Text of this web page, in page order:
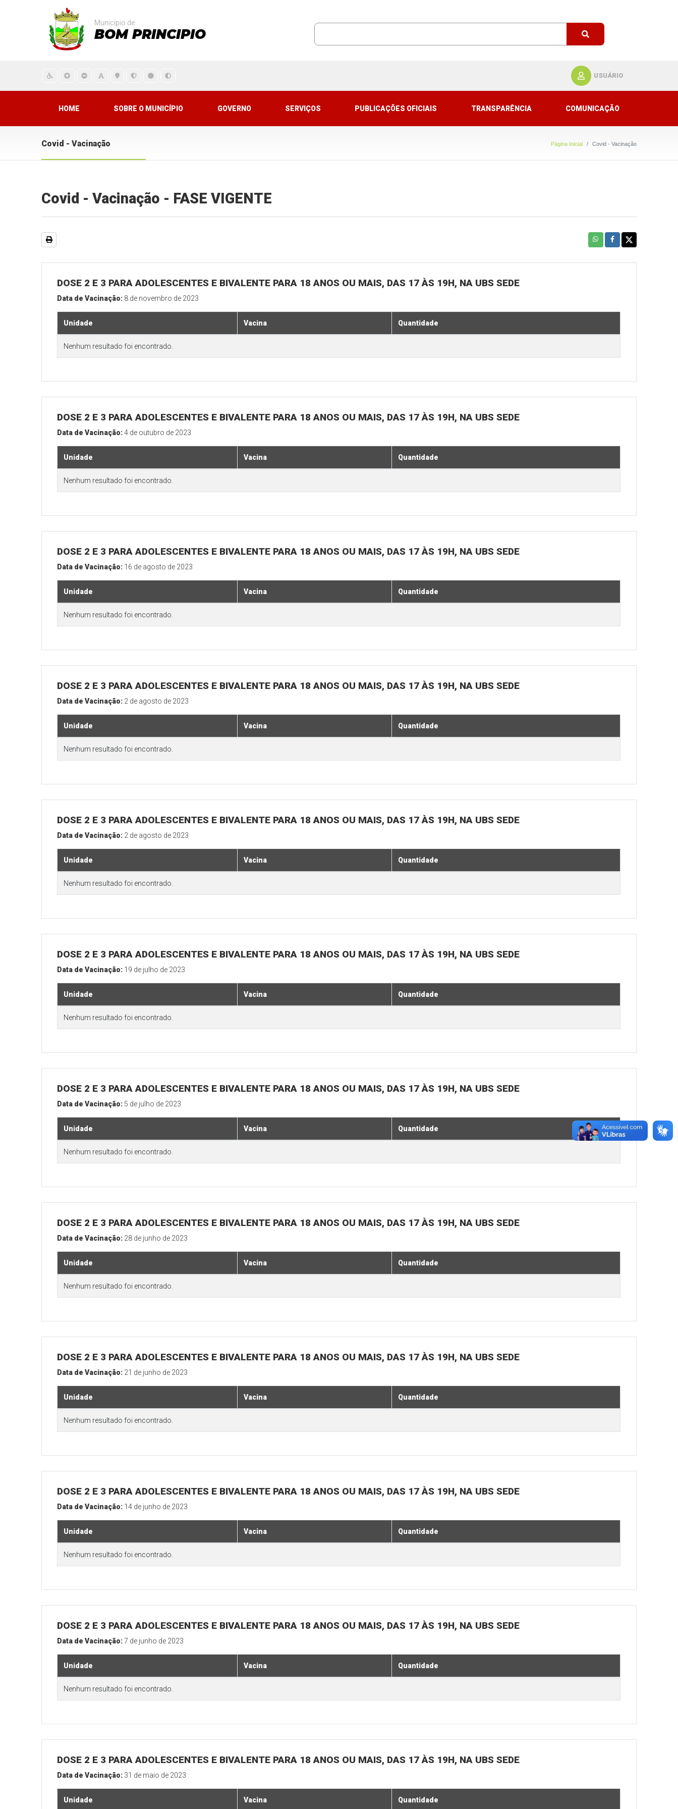
Município de
BOM PRINCIPIO
USUÁRIO
HOME SOBRE O MUNICÍPIO GOVERNO SERVIÇOS PUBLICAÇÕES OFICIAIS TRANSPARÊNCIA COMUNICAÇÃO
Covid - Vacinação Página Inicial Covid - Vacinação
Covid - Vacinação - FASE VIGENTE
DOSE 2 E 3 PARA ADOLESCENTES E BIVALENTE PARA 18 ANOS OU MAIS, DAS 17 ÀS 19H, NA UBS SEDE
Data de Vacinação: 8 de novembro de 2023
Unidade Vacina Quantidade
Nenhum resultado foi encontrado.
DOSE 2 E 3 PARA ADOLESCENTES E BIVALENTE PARA 18 ANOS OU MAIS, DAS 17 ÀS 19H, NA UBS SEDE
Data de Vacinação:4 de outubro de 2023
Unidade Vacina Quantidade
Nenhum resultado foi encontrado.
DOSE 2 E 3 PARA ADOLESCENTES E BIVALENTE PARA 18 ANOS OU MAIS, DAS 17 ÀS 19H, NA UBS SEDE
Data de Vacinação: 16 de agosto de 2023
Unidade Vacina Quantidade
Nenhum resultado foi encontrado.
DOSE 2 E 3 PARA ADOLESCENTES E BIVALENTE PARA 18 ANOS OU MAIS, DAS 17 ÀS 19H, NA UBS SEDE
Data de Vacinação: 2 de agosto de 2023
Unidade Vacina Quantidade
Nenhum resultado foi encontrado.
DOSE 2 E 3 PARA ADOLESCENTES E BIVALENTE PARA 18 ANOS OU MAIS, DAS 17 ÀS 19H, NA UBS SEDE
Data de Vacinação: 2 de agosto de 2023
Unidade Vacina Quantidade
Nenhum resultado foi encontrado.
DOSE 2 E 3 PARA ADOLESCENTES E BIVALENTE PARA 18 ANOS OU MAIS, DAS 17 ÀS 19H, NA UBS SEDE
Data de Vacinação: 19 de julho de 2023
Unidade Vacina Quantidade
Nenhum resultado foi encontrado.
DOSE 2 E 3 PARA ADOLESCENTES E BIVALENTE PARA 18 ANOS OU MAIS, DAS 17 ÀS 19H, NA UBS SEDE
Data de Vacinação: 5 de julho de 2023
Unidade Vacina Quantidade
Nenhum resultado foi encontrado.
DOSE 2 E 3 PARA ADOLESCENTES E BIVALENTE PARA 18 ANOS OU MAIS, DAS 17 ÀS 19H, NA UBS SEDE
Data de Vacinação: 28 de junho de 2023
Unidade Vacina Quantidade
Nenhum resultado foi encontrado.
DOSE 2 E 3 PARA ADOLESCENTES E BIVALENTE PARA 18 ANOS OU MAIS, DAS 17 ÀS 19H, NA UBS SEDE
Data de Vacinação: 21 de junho de 2023
Unidade Vacina Quantidade
Nenhum resultado foi encontrado.
DOSE 2 E 3 PARA ADOLESCENTES E BIVALENTE PARA 18 ANOS OU MAIS, DAS 17 ÀS 19H, NA UBS SEDE
Data de Vacinação: 14 de junho de 2023
Unidade Vacina Quantidade
Nenhum resultado foi encontrado.
DOSE 2 E 3 PARA ADOLESCENTES E BIVALENTE PARA 18 ANOS OU MAIS, DAS 17 ÀS 19H, NA UBS SEDE
Data de Vacinação:7 de junho de 2023
Unidade Vacina Quantidade
Nenhum resultado foi encontrado.
DOSE 2 E 3 PARA ADOLESCENTES E BIVALENTE PARA 18 ANOS OU MAIS, DAS 17 ÀS 19H, NA UBS SEDE
Data de Vacinação: 31 de maio de 2023
Unidade Vacina Quantidade